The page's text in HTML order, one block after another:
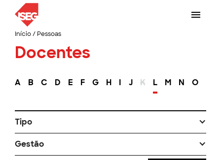
Início/ Pessoas
Docentes
A B C D E F G H I J K L M N O
Tipo
Gestão